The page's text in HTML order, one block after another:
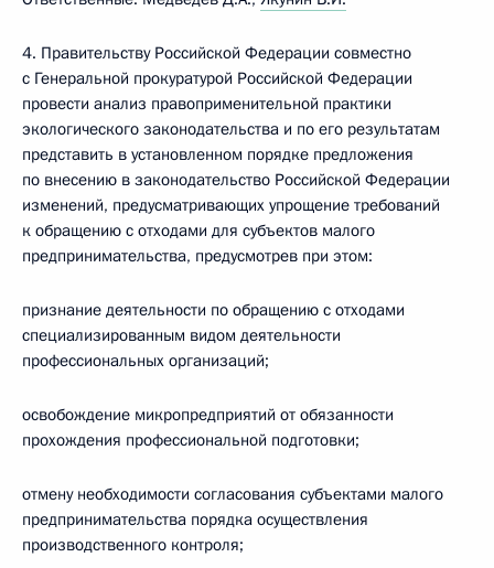
4. Правительству Российской Федерации совместно
с Генеральной прокуратурой Российской Федерации
провести анализ правоприменительной практики
экологического законодательства и по его результатам
представить в установленном порядке предложения
по внесению в законодательство Российской Федерации
изменений, предусматривающих упрощение требований
к обращению с отходами для субъектов малого
предпринимательства, предусмотрев при этом:
признание деятельности по обращению с отходами
специализированным видом деятельности
профессиональных организаций;
освобождение микропредприятий от обязанности
прохождения профессиональной подготовки;
отмену необходимости согласования субъектами малого
предпринимательства порядка осуществления
производственного контроля;